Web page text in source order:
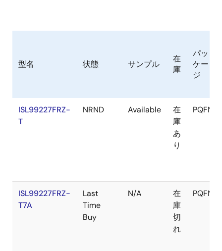
型名 状態 サンプル
在
庫
パッ
ケー
ジ
ISL99227FRZ-
T
NRND Available
在
庫
あ
り
PQFN
ISL99227FRZ-
T7A
Last
Time
Buy
N/A
在
庫
切
れ
PQFN